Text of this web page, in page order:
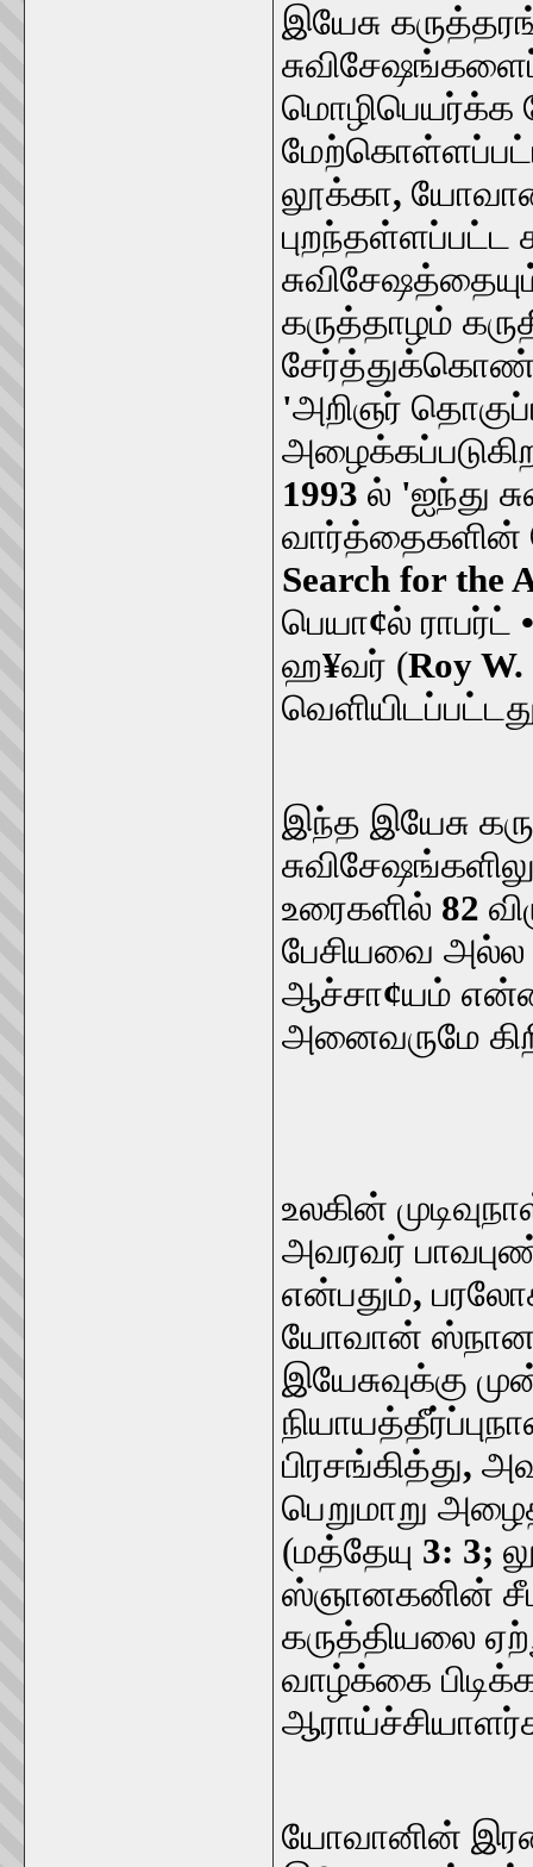
இயேசு
மொழிபெயர்க்க
லூக்கா,
கருத்தாழம்
'அறிஞர்
1993 ல் 'ஐந்து
வார்த்தைகளின்
Search for the
பெயா¢ல் ராபர்ட் •
ஹ¥வர் (Roy
இந்த இயேசு
உரைகளில் 82
பேசியவை அல்ல
ஆச்சா¢யம்
அனைவருமே
உலகின்
அவரவர்
என்பதும்,
யோவான்
இயேசுவுக்கு
பிரசங்கித்து,
பெறுமாறு
(மத்தேயு 3: 3;
ஸ்ஞானகனின்
கருத்தியலை
வாழ்க்கை
யோவானின்